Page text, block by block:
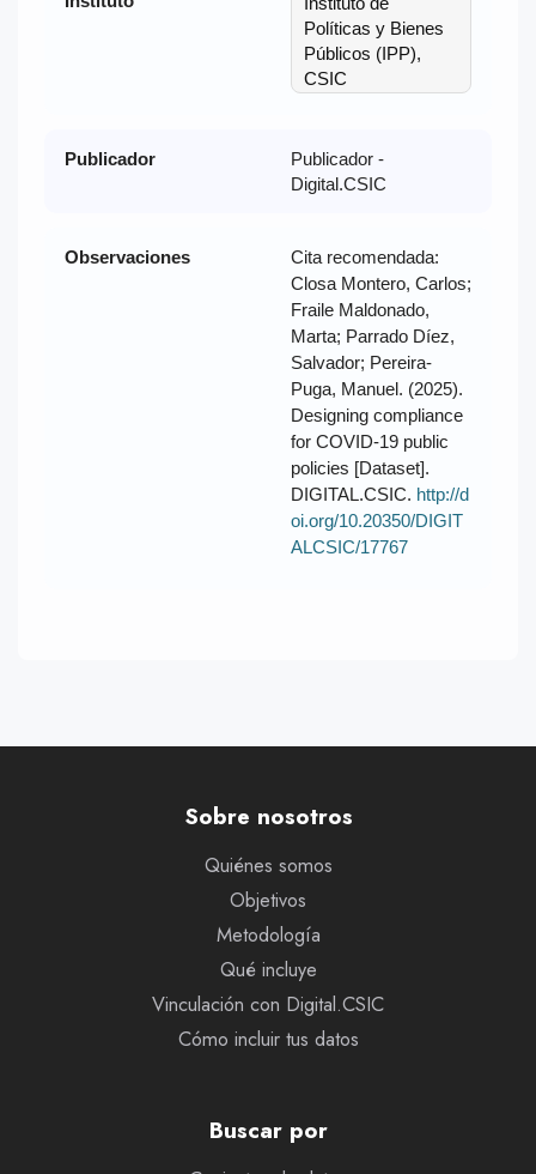
Políticas y Bienes
Públicos (IPP),
CSIC
Publicador
Publicador -
Digital.CSIC
Observaciones
Cita recomendada:
Closa Montero, Carlos;
Fraile Maldonado,
Marta; Parrado Díez,
Salvador; Pereira-
Puga, Manuel. (2025).
Designing compliance
for COVID-19 public
policies [Dataset].
DIGITAL.CSIC. http://d
oi.org/10.20350/DIGIT
ALCSIC/17767
Sobre nosotros
Quiénes somos
Objetivos
Metodología
Qué incluye
Vinculación con Digital.CSIC
Cómo incluir tus datos
Buscar por